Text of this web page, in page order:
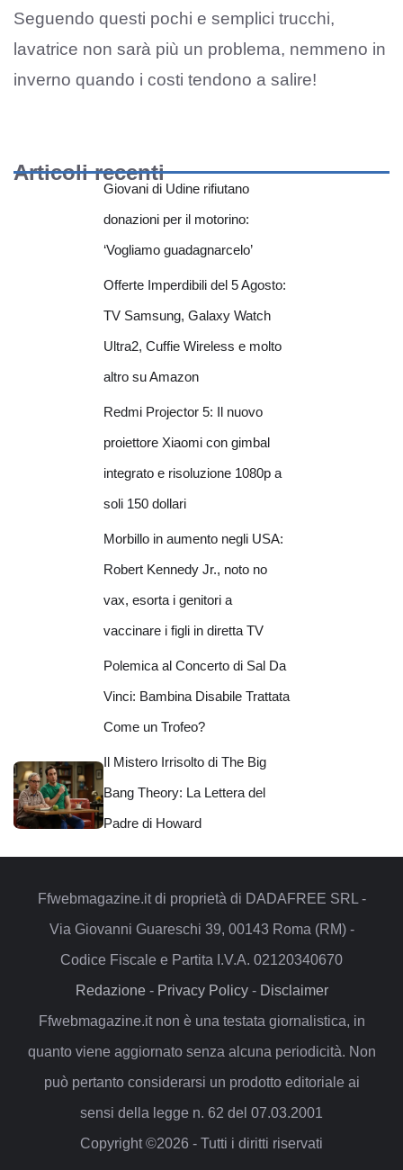
Seguendo questi pochi e semplici trucchi,
lavatrice non sarà più un problema, nemmeno in
inverno quando i costi tendono a salire!
Articoli recenti
Giovani di Udine rifiutano
donazioni per il motorino:
‘Vogliamo guadagnarcelo’
Offerte Imperdibili del 5 Agosto:
TV Samsung, Galaxy Watch
Ultra2, Cuffie Wireless e molto
altro su Amazon
Redmi Projector 5: Il nuovo
proiettore Xiaomi con gimbal
integrato e risoluzione 1080p a
soli 150 dollari
Morbillo in aumento negli USA:
Robert Kennedy Jr., noto no
vax, esorta i genitori a
vaccinare i figli in diretta TV
Polemica al Concerto di Sal Da
Vinci: Bambina Disabile Trattata
Come un Trofeo?
Il Mistero Irrisolto di The Big
Bang Theory: La Lettera del
Padre di Howard
Ffwebmagazine.it di proprietà di DADAFREE SRL -
Via Giovanni Guareschi 39, 00143 Roma (RM) -
Codice Fiscale e Partita I.V.A. 02120340670
Redazione- Privacy Policy- Disclaimer
Ffwebmagazine.it non è una testata giornalistica, in
quanto viene aggiornato senza alcuna periodicità. Non
può pertanto considerarsi un prodotto editoriale ai
sensi della legge n. 62 del 07.03.2001
Copyright ©2026 - Tutti i diritti riservati